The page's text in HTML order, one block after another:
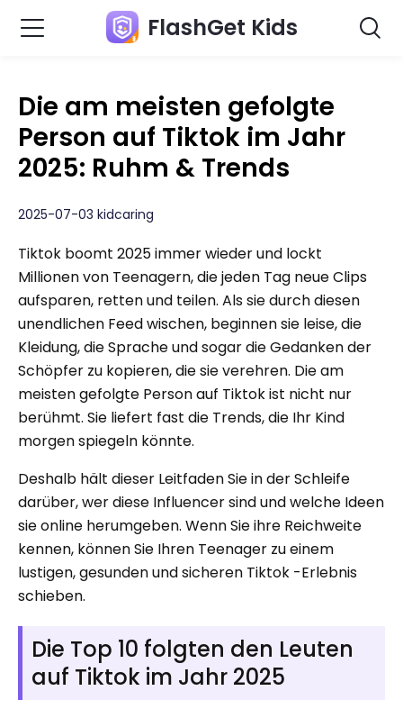
FlashGet Kids
Die am meisten gefolgte
Person auf Tiktok im Jahr
2025: Ruhm & Trends
2025-07-03 kidcaring
Tiktok boomt 2025 immer wieder und lockt
Millionen von Teenagern, die jeden Tag neue Clips
aufsparen, retten und teilen. Als sie durch diesen
unendlichen Feed wischen, beginnen sie leise, die
Kleidung, die Sprache und sogar die Gedanken der
Schöpfer zu kopieren, die sie verehren. Die am
meisten gefolgte Person auf Tiktok ist nicht nur
berühmt. Sie liefert fast die Trends, die Ihr Kind
morgen spiegeln könnte.
Deshalb hält dieser Leitfaden Sie in der Schleife
darüber, wer diese Influencer sind und welche Ideen
sie online herumgeben. Wenn Sie ihre Reichweite
kennen, können Sie Ihren Teenager zu einem
lustigen, gesunden und sicheren Tiktok -Erlebnis
schieben.
Die Top 10 folgten den Leuten
auf Tiktok im Jahr 2025